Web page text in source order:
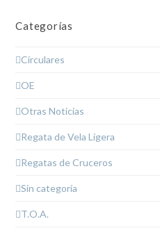
Categorías
Circulares
OE
Otras Noticias
Regata de Vela Ligera
Regatas de Cruceros
Sin categoría
T.O.A.